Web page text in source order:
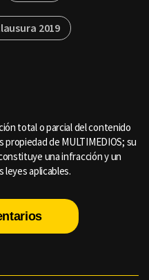
2019
total o parcial del contenido
de MULTIMEDIOS; su
una infracción y un
leyes aplicables.